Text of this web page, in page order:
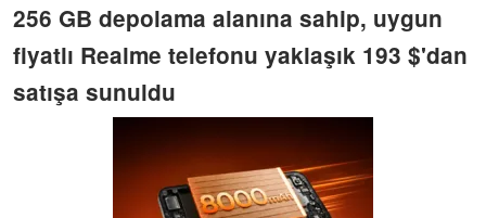
256 GB depolama alanına sahip, uygun
fiyatlı Realme telefonu yaklaşık 193 $'dan
satışa sunuldu